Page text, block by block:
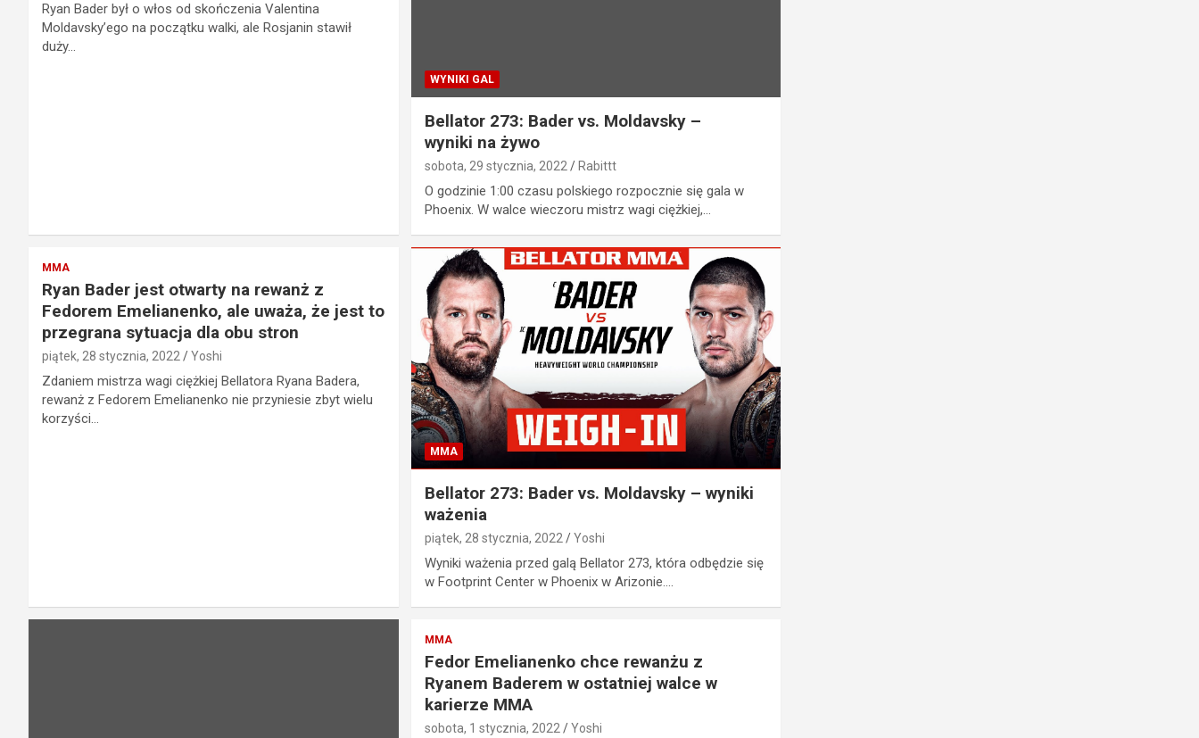
Ryan Bader był o włos od skończenia Valentina
Moldavsky’ego na początku walki, ale Rosjanin stawił
duży…
WYNIKI GAL
Bellator 273: Bader vs. Moldavsky –
wyniki na żywo
sobota, 29 stycznia, 2022 Rabittt
O godzinie 1:00 czasu polskiego rozpocznie się gala w
Phoenix. W walce wieczoru mistrz wagi ciężkiej,…
MMA
Ryan Bader jest otwarty na rewanż z
Fedorem Emelianenko, ale uważa, że jest to
przegrana sytuacja dla obu stron
piątek, 28 stycznia, 2022 Yoshi
Zdaniem mistrza wagi ciężkiej Bellatora Ryana Badera,
rewanż z Fedorem Emelianenko nie przyniesie zbyt wielu
korzyści…
MMA
Bellator 273: Bader vs. Moldavsky – wyniki
ważenia
piątek, 28 stycznia, 2022 Yoshi
Wyniki ważenia przed galą Bellator 273, która odbędzie się
w Footprint Center w Phoenix w Arizonie.…
MMA
Fedor Emelianenko chce rewanżu z
Ryanem Baderem w ostatniej walce w
karierze MMA
sobota, 1 stycznia, 2022 Yoshi